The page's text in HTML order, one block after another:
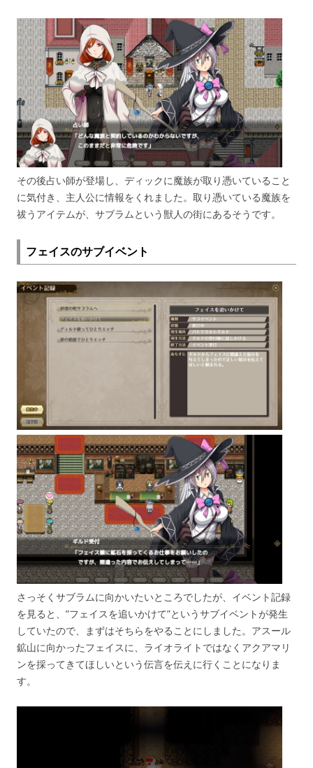
その後占い師が登場し、ディックに魔族が取り憑いていること
に気付き、主人公に情報をくれました。取り憑いている魔族を
祓うアイテムが、サブラムという獣人の街にあるそうです。
フェイスのサブイベント
さっそくサブラムに向かいたいところでしたが、イベント記録
を見ると、”フェイスを追いかけて”というサブイベントが発生
していたので、まずはそちらをやることにしました。アスール
鉱山に向かったフェイスに、ライオライトではなくアクアマリ
ンを採ってきてほしいという伝言を伝えに行くことになりま
す。